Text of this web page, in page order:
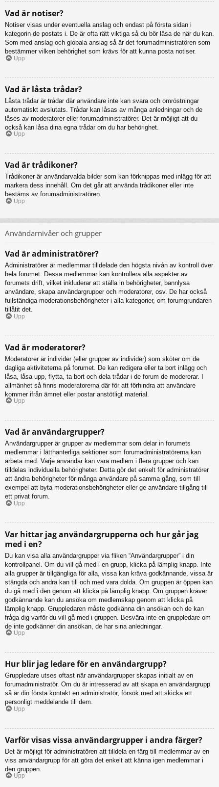
Vad är notiser?
Notiser visas under eventuella anslag och endast på första sidan i
kategorin de postats i. De är ofta rätt viktiga så du bör läsa de när du kan.
Som med anslag och globala anslag så är det forumadministratören som
bestämmer vilken behörighet som krävs för att kunna posta notiser.
Upp
Vad är låsta trådar?
Låsta trådar är trådar där användare inte kan svara och omröstningar
automatiskt avslutats. Trådar kan låsas av många anledningar och de
låses av moderatorer eller forumadministratörer. Det är möjligt att du
också kan låsa dina egna trådar om du har behörighet.
Upp
Vad är trådikoner?
Trådikoner är användarvalda bilder som kan förknippas med inlägg för att
markera dess innehåll. Om det går att använda trådikoner eller inte
bestäms av forumadministratören.
Upp
Användarnivåer och grupper
Vad är administratörer?
Administratörer är medlemmar tilldelade den högsta nivån av kontroll över
hela forumet. Dessa medlemmar kan kontrollera alla aspekter av
forumets drift, vilket inkluderar att ställa in behörigheter, bannlysa
användare, skapa användargrupper och moderatorer, osv. De har också
fullständiga moderationsbehörigheter i alla kategorier, om forumgrundaren
tillåtit det.
Upp
Vad är moderatorer?
Moderatorer är individer (eller grupper av individer) som sköter om de
dagliga aktiviteterna på forumet. De kan redigera eller ta bort inlägg och
låsa, låsa upp, flytta, ta bort och dela trådar i de forum de modererar. I
allmänhet så finns moderatorerna där för att förhindra att användare
kommer ifrån ämnet eller postar anstötligt material.
Upp
Vad är användargrupper?
Användargrupper är grupper av medlemmar som delar in forumets
medlemmar i lätthanterliga sektioner som forumadministratörerna kan
arbeta med. Varje användar kan vara medlem i flera grupper och kan
tilldelas individuella behörigheter. Detta gör det enkelt för administratörer
att ändra behörigheter för många användare på samma gång, som till
exempel att byta moderationsbehörigheter eller ge användare tillgång till
ett privat forum.
Upp
Var hittar jag användargrupperna och hur går jag
med i en?
Du kan visa alla användargrupper via fliken “Användargrupper” i din
kontrollpanel. Om du vill gå med i en grupp, klicka på lämplig knapp. Inte
alla grupper är tillgängliga för alla, vissa kan kräva godkännande, vissa är
stängda och andra kan till och med vara dolda. Om gruppen är öppen kan
du gå med i den genom att klicka på lämplig knapp. Om gruppen kräver
godkännande kan du ansöka om medlemskap genom att klicka på
lämplig knapp. Gruppledaren måste godkänna din ansökan och de kan
fråga dig varför du vill gå med i gruppen. Besvära inte en gruppledare om
de inte godkänner din ansökan, de har sina anledningar.
Upp
Hur blir jag ledare för en användargrupp?
Gruppledare utses oftast när användargrupper skapas initialt av en
forumadministratör. Om du är intresserad av att skapa en användargrupp
så är din första kontakt en administratör, försök med att skicka ett
personligt meddelande till dem.
Upp
Varför visas vissa användargrupper i andra färger?
Det är möjligt för administratören att tilldela en färg till medlemmar av en
viss användargrupp för att göra det enkelt att känna igen medlemmar i
den gruppen.
Upp